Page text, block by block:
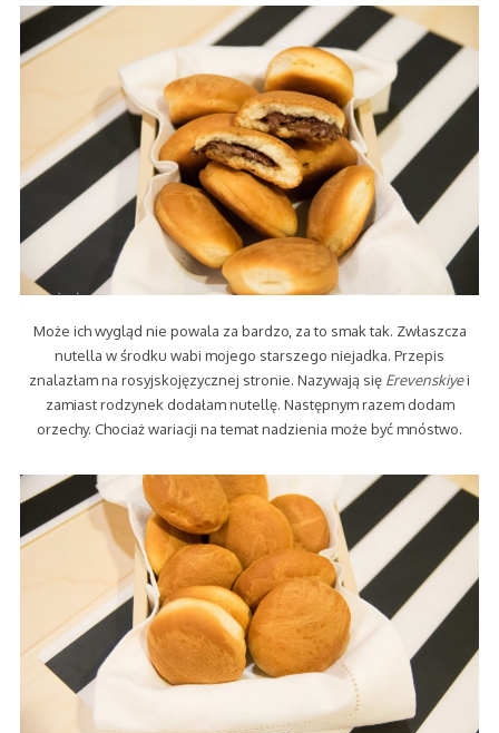
Może ich wygląd nie powala za bardzo, za to smak tak. Zwłaszcza
nutella w środku wabi mojego starszego niejadka. Przepis
znalazłam na rosyjskojęzycznej stronie. Nazywają się Erevenskiyei
zamiast rodzynek dodałam nutellę. Następnym razem dodam
orzechy. Chociaż wariacji na temat nadzienia może być mnóstwo.